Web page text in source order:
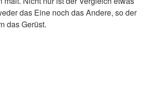
das Eine noch das Andere, so der
das Gerüst.